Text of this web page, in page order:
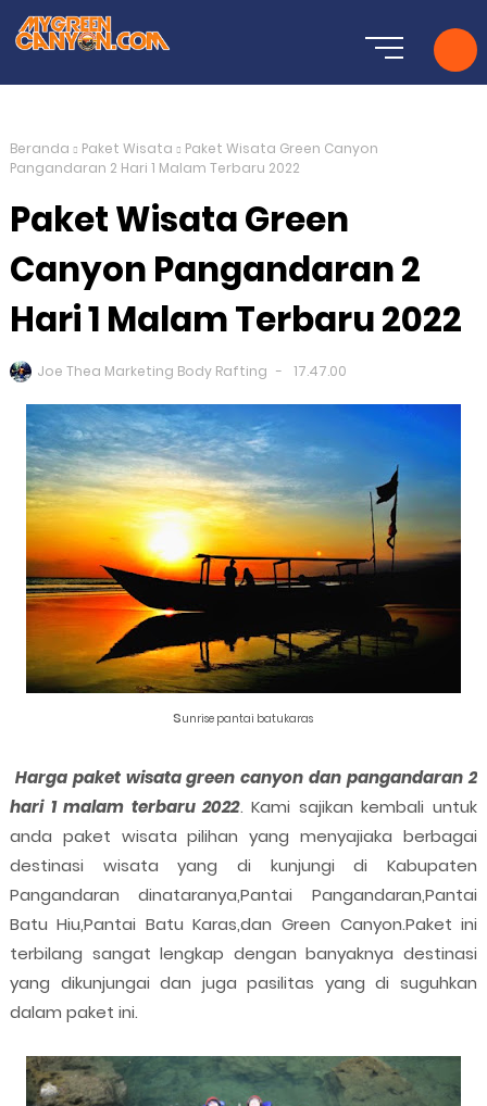
Beranda Paket Wisata
Paket Wisata Green Canyon
Pangandaran 2 Hari 1 Malam Terbaru 2022
Paket Wisata Green
Canyon Pangandaran 2
Hari 1 Malam Terbaru 2022
Joe Thea Marketing Body Rafting 17.47.00
sunrise pantai batukaras
Harga paket wisata green canyon dan pangandaran 2
hari 1 malam terbaru 2022. Kami sajikan kembali untuk
anda paket wisata pilihan yang menyajiaka berbagai
destinasi wisata yang di kunjungi di Kabupaten
Pangandaran dinataranya,Pantai Pangandaran,Pantai
Batu Hiu,Pantai Batu Karas,dan Green Canyon.Paket ini
terbilang sangat lengkap dengan banyaknya destinasi
yang dikunjungai dan juga pasilitas yang di suguhkan
dalam paket ini.